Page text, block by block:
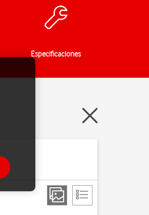
Especificaciones